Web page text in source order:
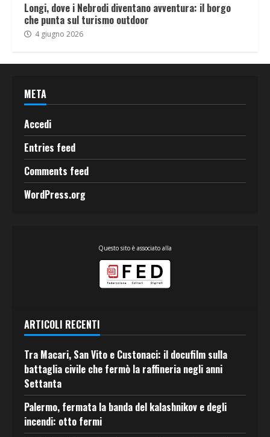
Longi, dove i Nebrodi diventano avventura: il borgo
che punta sul turismo outdoor
4 giugno 2026
META
Accedi
Entries feed
Comments feed
WordPress.org
Questo sito è associato alla
ARTICOLI RECENTI
Tra Macari, San Vito e Custonaci: il docufilm sulla
battaglia civile che fermò la raffineria negli anni
Settanta
Palermo, fermata la banda del kalashnikov e degli
incendi: otto fermi